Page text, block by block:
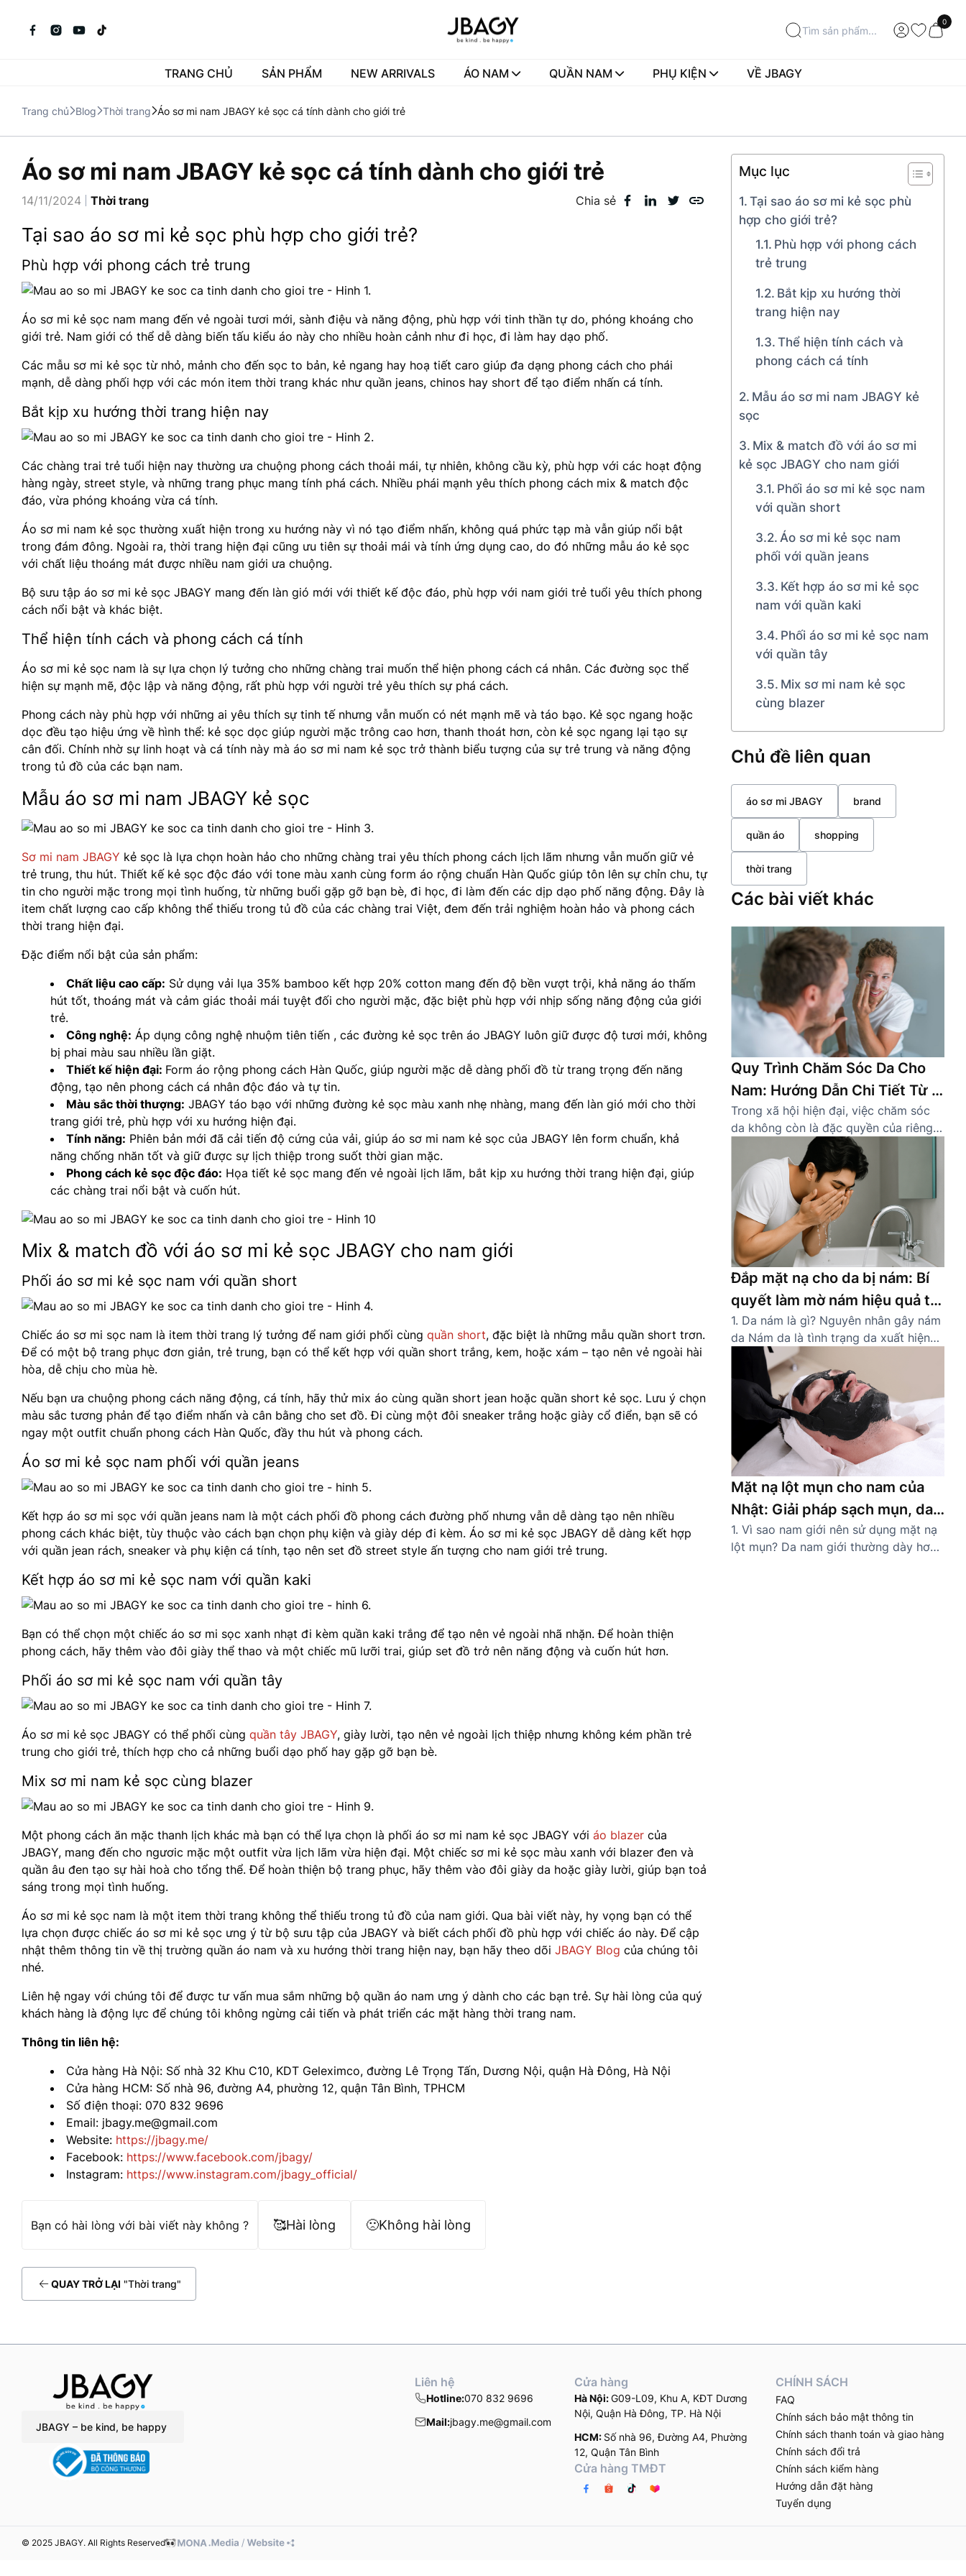
0
TRANG CHỦ SẢN PHẨM NEW ARRIVALS ÁO NAM QUẦN NAM PHỤ KIỆN VỀ JBAGY
Trang chủ Blog Thời trang Áo sơ mi nam JBAGY kẻ sọc cá tính dành cho giới trẻ
Áo sơ mi nam JBAGY kẻ sọc cá tính dành cho giới trẻ
14/11/2024 Thời trang Chia sẻ
Tại sao áo sơ mi kẻ sọc phù hợp cho giới trẻ?
Phù hợp với phong cách trẻ trung
Áo sơ mi kẻ sọc nam mang đến vẻ ngoài tươi mới, sành điệu và năng động, phù hợp với tinh thần tự do, phóng khoáng cho
giới trẻ. Nam giới có thể dễ dàng biến tấu kiểu áo này cho nhiều hoàn cảnh như đi học, đi làm hay dạo phố.
Các mẫu sơ mi kẻ sọc từ nhỏ, mảnh cho đến sọc to bản, kẻ ngang hay hoạ tiết caro giúp đa dạng phong cách cho phái
mạnh, dễ dàng phối hợp với các món item thời trang khác như quần jeans, chinos hay short để tạo điểm nhấn cá tính.
Bắt kịp xu hướng thời trang hiện nay
Các chàng trai trẻ tuổi hiện nay thường ưa chuộng phong cách thoải mái, tự nhiên, không cầu kỳ, phù hợp với các hoạt động
hàng ngày, street style, và những trang phục mang tính phá cách. Nhiều phái mạnh yêu thích phong cách mix & match độc
đáo, vừa phóng khoáng vừa cá tính.
Áo sơ mi nam kẻ sọc thường xuất hiện trong xu hướng này vì nó tạo điểm nhấn, không quá phức tạp mà vẫn giúp nổi bật
trong đám đông. Ngoài ra, thời trang hiện đại cũng ưu tiên sự thoải mái và tính ứng dụng cao, do đó những mẫu áo kẻ sọc
với chất liệu thoáng mát được nhiều nam giới ưa chuộng.
Bộ sưu tập áo sơ mi kẻ sọc JBAGY mang đến làn gió mới với thiết kế độc đáo, phù hợp với nam giới trẻ tuổi yêu thích phong
cách nổi bật và khác biệt.
Thể hiện tính cách và phong cách cá tính
Áo sơ mi kẻ sọc nam là sự lựa chọn lý tưởng cho những chàng trai muốn thể hiện phong cách cá nhân. Các đường sọc thể
hiện sự mạnh mẽ, độc lập và năng động, rất phù hợp với người trẻ yêu thích sự phá cách.
Phong cách này phù hợp với những ai yêu thích sự tinh tế nhưng vẫn muốn có nét mạnh mẽ và táo bạo. Kẻ sọc ngang hoặc
dọc đều tạo hiệu ứng về hình thể: kẻ sọc dọc giúp người mặc trông cao hơn, thanh thoát hơn, còn kẻ sọc ngang lại tạo sự
cân đối. Chính nhờ sự linh hoạt và cá tính này mà áo sơ mi nam kẻ sọc trở thành biểu tượng của sự trẻ trung và năng động
trong tủ đồ của các bạn nam.
Mẫu áo sơ mi nam JBAGY kẻ sọc
Sơ mi nam JBAGY kẻ sọc là lựa chọn hoàn hảo cho những chàng trai yêu thích phong cách lịch lãm nhưng vẫn muốn giữ vẻ
trẻ trung, thu hút. Thiết kế kẻ sọc độc đáo với tone màu xanh cùng form áo rộng chuẩn Hàn Quốc giúp tôn lên sự chỉn chu, tự
tin cho người mặc trong mọi tình huống, từ những buổi gặp gỡ bạn bè, đi học, đi làm đến các dịp dạo phố năng động. Đây là
item chất lượng cao cấp không thể thiếu trong tủ đồ của các chàng trai Việt, đem đến trải nghiệm hoàn hảo và phong cách
thời trang hiện đại.
Đặc điểm nổi bật của sản phẩm:
Chất liệu cao cấp: Sử dụng vải lụa 35% bamboo kết hợp 20% cotton mang đến độ bền vượt trội, khả năng áo thấm
hút tốt, thoáng mát và cảm giác thoải mái tuyệt đối cho người mặc, đặc biệt phù hợp với nhịp sống năng động của giới
trẻ.
Công nghệ: Áp dụng công nghệ nhuộm tiên tiến , các đường kẻ sọc trên áo JBAGY luôn giữ được độ tươi mới, không
bị phai màu sau nhiều lần giặt.
Thiết kế hiện đại: Form áo rộng phong cách Hàn Quốc, giúp người mặc dễ dàng phối đồ từ trang trọng đến năng
động, tạo nên phong cách cá nhân độc đáo và tự tin.
Màu sắc thời thượng: JBAGY táo bạo với những đường kẻ sọc màu xanh nhẹ nhàng, mang đến làn gió mới cho thời
trang giới trẻ, phù hợp với xu hướng hiện đại.
Tính năng: Phiên bản mới đã cải tiến độ cứng của vải, giúp áo sơ mi nam kẻ sọc của JBAGY lên form chuẩn, khả
năng chống nhăn tốt và giữ được sự lịch thiệp trong suốt thời gian mặc.
Phong cách kẻ sọc độc đáo: Họa tiết kẻ sọc mang đến vẻ ngoài lịch lãm, bắt kịp xu hướng thời trang hiện đại, giúp
các chàng trai nổi bật và cuốn hút.
Mix & match đồ với áo sơ mi kẻ sọc JBAGY cho nam giới
Phối áo sơ mi kẻ sọc nam với quần short
Chiếc áo sơ mi sọc nam là item thời trang lý tưởng để nam giới phối cùng quần short, đặc biệt là những mẫu quần short trơn.
Để có một bộ trang phục đơn giản, trẻ trung, bạn có thể kết hợp với quần short trắng, kem, hoặc xám – tạo nên vẻ ngoài hài
hòa, dễ chịu cho mùa hè.
Nếu bạn ưa chuộng phong cách năng động, cá tính, hãy thử mix áo cùng quần short jean hoặc quần short kẻ sọc. Lưu ý chọn
màu sắc tương phản để tạo điểm nhấn và cân bằng cho set đồ. Đi cùng một đôi sneaker trắng hoặc giày cổ điển, bạn sẽ có
ngay một outfit chuẩn phong cách Hàn Quốc, đầy thu hút và phong cách.
Áo sơ mi kẻ sọc nam phối với quần jeans
Kết hợp áo sơ mi sọc với quần jeans nam là một cách phối đồ phong cách đường phố nhưng vẫn dễ dàng tạo nên nhiều
phong cách khác biệt, tùy thuộc vào cách bạn chọn phụ kiện và giày dép đi kèm. Áo sơ mi kẻ sọc JBAGY dễ dàng kết hợp
với quần jean rách, sneaker và phụ kiện cá tính, tạo nên set đồ street style ấn tượng cho nam giới trẻ trung.
Kết hợp áo sơ mi kẻ sọc nam với quần kaki
Bạn có thể chọn một chiếc áo sơ mi sọc xanh nhạt đi kèm quần kaki trắng để tạo nên vẻ ngoài nhã nhặn. Để hoàn thiện
phong cách, hãy thêm vào đôi giày thể thao và một chiếc mũ lưỡi trai, giúp set đồ trở nên năng động và cuốn hút hơn.
Phối áo sơ mi kẻ sọc nam với quần tây
Áo sơ mi kẻ sọc JBAGY có thể phối cùng quần tây JBAGY, giày lười, tạo nên vẻ ngoài lịch thiệp nhưng không kém phần trẻ
trung cho giới trẻ, thích hợp cho cả những buổi dạo phố hay gặp gỡ bạn bè.
Mix sơ mi nam kẻ sọc cùng blazer
Một phong cách ăn mặc thanh lịch khác mà bạn có thể lựa chọn là phối áo sơ mi nam kẻ sọc JBAGY với áo blazer của
JBAGY, mang đến cho ngươic mặc một outfit vừa lịch lãm vừa hiện đại. Một chiếc sơ mi kẻ sọc màu xanh với blazer đen và
quần âu đen tạo sự hài hoà cho tổng thể. Để hoàn thiện bộ trang phục, hãy thêm vào đôi giày da hoặc giày lười, giúp bạn toả
sáng trong mọi tình huống.
Áo sơ mi kẻ sọc nam là một item thời trang không thể thiếu trong tủ đồ của nam giới. Qua bài viết này, hy vọng bạn có thể
lựa chọn được chiếc áo sơ mi kẻ sọc ưng ý từ bộ sưu tập của JBAGY và biết cách phối đồ phù hợp với chiếc áo này. Để cập
nhật thêm thông tin về thị trường quần áo nam và xu hướng thời trang hiện nay, bạn hãy theo dõi JBAGY Blog của chúng tôi
nhé.
Liên hệ ngay với chúng tôi để được tư vấn mua sắm những bộ quần áo nam ưng ý dành cho các bạn trẻ. Sự hài lòng của quý
khách hàng là động lực để chúng tôi không ngừng cải tiến và phát triển các mặt hàng thời trang nam.
Thông tin liên hệ:
Cửa hàng Hà Nội: Số nhà 32 Khu C10, KDT Geleximco, đường Lê Trọng Tấn, Dương Nội, quận Hà Đông, Hà Nội
Cửa hàng HCM: Số nhà 96, đường A4, phường 12, quận Tân Bình, TPHCM
Số điện thoại: 070 832 9696
Email: jbagy.me@gmail.com
Website: https://jbagy.me/
Facebook: https://www.facebook.com/jbagy/
Instagram: https://www.instagram.com/jbagy_official/
Bạn có hài lòng với bài viết này không ? 🥰Hài lòng 🙁Không hài lòng
QUAY TRỞ LẠI "Thời trang"
Mục lục
Tại sao áo sơ mi kẻ sọc phù
hợp cho giới trẻ?
Phù hợp với phong cách
trẻ trung
Bắt kịp xu hướng thời
trang hiện nay
Thể hiện tính cách và
phong cách cá tính
Mẫu áo sơ mi nam JBAGY kẻ
sọc
Mix & match đồ với áo sơ mi
kẻ sọc JBAGY cho nam giới
Phối áo sơ mi kẻ sọc nam
với quần short
Áo sơ mi kẻ sọc nam
phối với quần jeans
Kết hợp áo sơ mi kẻ sọc
nam với quần kaki
Phối áo sơ mi kẻ sọc nam
với quần tây
Mix sơ mi nam kẻ sọc
cùng blazer
Chủ đề liên quan
áo sơ mi JBAGY brand
quần áo shopping
thời trang
Các bài viết khác
Quy Trình Chăm Sóc Da Cho
Nam: Hướng Dẫn Chi Tiết Từ A
Đến Z
Trong xã hội hiện đại, việc chăm sóc
da không còn là đặc quyền của riêng
phái đẹp. Ngày càng nhiều nam giới
nhận thức được tầm quan trọng của
việc sở hữu một làn da khỏe mạnh,
sạch sẽ. Một quy trình chăm sóc da
cho nam đúng cách không chỉ giúp cải
thiện […]
Đắp mặt nạ cho da bị nám: Bí
quyết làm mờ nám hiệu quả tại
nhà
1. Da nám là gì? Nguyên nhân gây nám
da Nám da là tình trạng da xuất hiện
các đốm hoặc mảng màu nâu sẫm do
sự gia tăng bất thường của sắc tố
melanin. Thường gặp ở các khu vực dễ
tiếp xúc ánh nắng như gò má, trán,
mũi, quanh miệng, nám khiến […]
Mặt nạ lột mụn cho nam của
Nhật: Giải pháp sạch mụn, da
khỏe tự tin
1. Vì sao nam giới nên sử dụng mặt nạ
lột mụn? Da nam giới thường dày hơn
JBAGY – be kind, be happy
Liên hệ
Hotline:070 832 9696
Mail:jbagy.me@gmail.com
Cửa hàng
Hà Nội:G09-L09, Khu A, KĐT Dương
Nội, Quận Hà Đông, TP. Hà Nội
HCM: Số nhà 96, Đường A4, Phường
12, Quận Tân Bình
Cửa hàng TMĐT
CHÍNH SÁCH
FAQ
Chính sách bảo mật thông tin
Chính sách thanh toán và giao hàng
Chính sách đổi trả
Chính sách kiểm hàng
Hướng dẫn đặt hàng
Tuyển dụng
© 2025 JBAGY. All Rights Reserved